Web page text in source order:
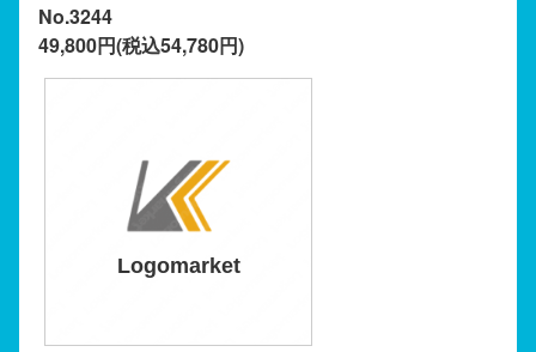
No.3244
49,800円(税込54,780円)
Logomarket